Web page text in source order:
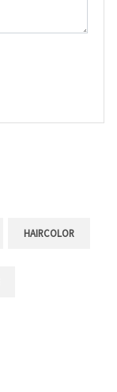
HAIRCOLOR